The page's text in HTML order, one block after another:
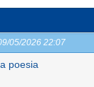
05/2026 22:07
poesia